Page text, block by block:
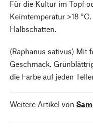
Für die Kultur im Topf
Keimtemperatur >18
Halbschatten.
(Raphanus sativus) Mit
Geschmack.
die Farbe auf jeden
Weitere Artikel von